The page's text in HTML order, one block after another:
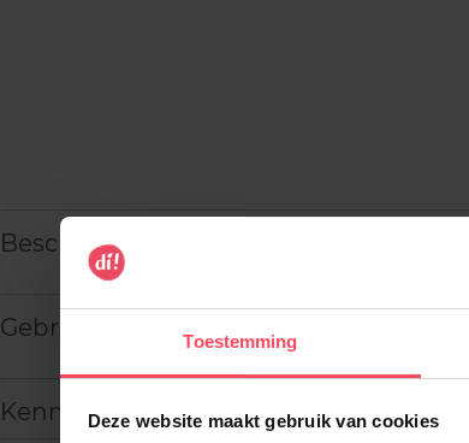
Toestemming
Deze website maakt gebruik van cookies
Beschrijving
Gebruiksadvies
Kenmerken